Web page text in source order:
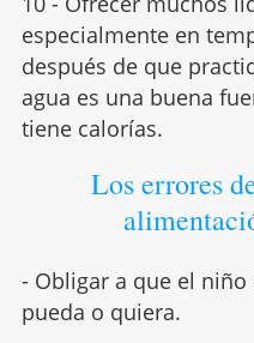
especialmente en
después de que
agua es una buena
tiene calorías.
Los errores
- Obligar a que el
pueda o quiera.